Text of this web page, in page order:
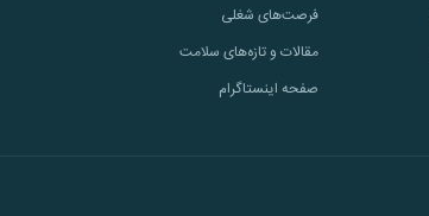
فرصت‌های شغلی
مقالات و تازه‌های سلامت
صفحه اینستاگرام